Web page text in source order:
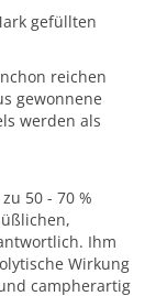
gefüllten
reichen
gewonnene
werden als
50 - 70 %
Ihm
Wirkung
campherartig